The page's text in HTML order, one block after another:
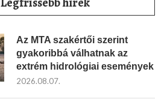
Az MTA szakértői szerint
gyakoribbá válhatnak az
extrém hidrológiai események
2026.08.07.